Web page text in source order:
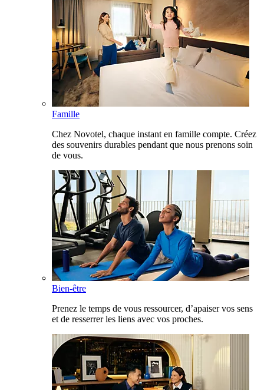
Famille
Chez Novotel, chaque instant en famille compte. Créez
des souvenirs durables pendant que nous prenons soin
de vous.
Bien-être
Prenez le temps de vous ressourcer, d’apaiser vos sens
et de resserrer les liens avec vos proches.